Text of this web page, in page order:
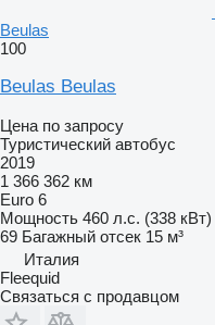
Beulas
100
Beulas Beulas
Цена по запросу
Туристический автобус
2019
1 366 362 км
Euro 6
Мощность 460 л.с. (338 кВт)
69 Багажный отсек 15 м³
Италия
Fleequid
Связаться с продавцом